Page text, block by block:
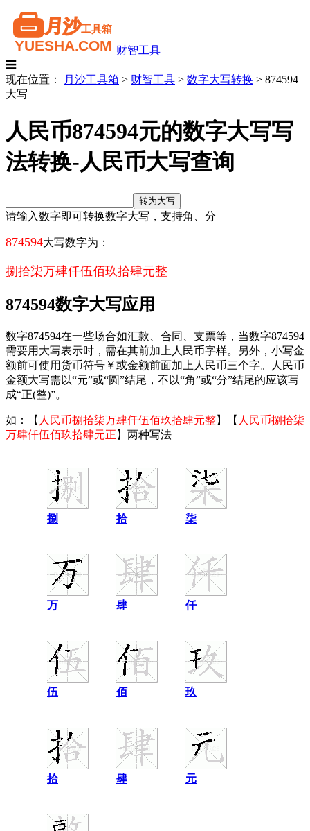
财智工具
☰
现在位置：
月沙工具箱 > 财智工具 > 数字大写转换 > 874594
大写
人民币874594元的数字大写写
法转换-人民币大写查询
请输入数字即可转换数字大写，支持角、分
874594大写数字为：
捌拾柒万肆仟伍佰玖拾肆元整
874594数字大写应用
数字874594在一些场合如汇款、合同、支票等，当数字874594
需要用大写表示时，需在其前加上人民币字样。另外，小写金
额前可使用货币符号￥或金额前面加上人民币三个字。人民币
金额大写需以“元”或“圆”结尾，不以“角”或“分”结尾的应该写
成“正(整)”。
如：【 人民币捌拾柒万肆仟伍佰玖拾肆元整】【 人民币捌拾柒
万肆仟伍佰玖拾肆元正 】两种写法
捌 拾 柒
万 肆 仟
伍 佰 玖
拾 肆 元